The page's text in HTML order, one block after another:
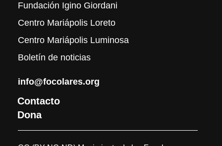
Fundación Igino Giordani
Centro Mariápolis Loreto
Centro Mariápolis Luminosa
Boletín de noticias
info@focolares.org
Contacto
Dona